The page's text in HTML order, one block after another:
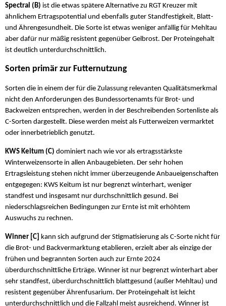
Spectral (B) ist die etwas spätere Alternative zu RGT Kreuzer mit
ähnlichem Ertragspotential und ebenfalls guter Standfestigkeit, Blatt-
und Ährengesundheit. Die Sorte ist etwas weniger anfällig für Mehltau
aber dafür nur mäßig resistent gegenüber Gelbrost. Der Proteingehalt
ist deutlich unterdurchschnittlich.
Sorten primär zur Futternutzung
Sorten die in einem der für die Zulassung relevanten Qualitätsmerkmal
nicht den Anforderungen des Bundessortenamts für Brot- und
Backweizen entsprechen, werden in der Beschreibenden Sortenliste als
C-Sorten dargestellt. Diese werden meist als Futterweizen vermarktet
oder innerbetrieblich genutzt.
KWS Keitum (C) dominiert nach wie vor als ertragsstärkste
Winterweizensorte in allen Anbaugebieten. Der sehr hohen
Ertragsleistung stehen nicht immer überzeugende Anbaueigenschaften
entgegegen: KWS Keitum ist nur begrenzt winterhart, weniger
standfest und insgesamt nur durchschnittlich gesund. Bei
niederschlagsreichen Bedingungen zur Ernte ist mit erhöhtem
Auswuchs zu rechnen.
Winner [C] kann sich aufgrund der Stigmatisierung als C-Sorte nicht für
die Brot- und Backvermarktung etablieren, erzielt aber als einzige der
frühen und begrannten Sorten auch zur Ernte 2024
überdurchschnittliche Erträge. Winner ist nur begrenzt winterhart aber
sehr standfest, überdurchschnittlich blattgesund (außer Mehltau) und
resistent gegenüber Ährenfusarium. Der Proteingehalt ist leicht
unterdurchschnittlich und die Fallzahl meist ausreichend. Winner ist